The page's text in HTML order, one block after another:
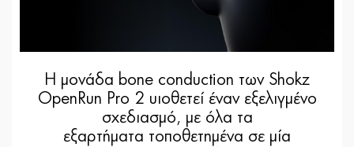
Η μονάδα bone conduction των Shokz
OpenRun Pro 2 υιοθετεί έναν εξελιγμένο
σχεδιασμό, με όλα τα
εξαρτήματα τοποθετημένα σε μία